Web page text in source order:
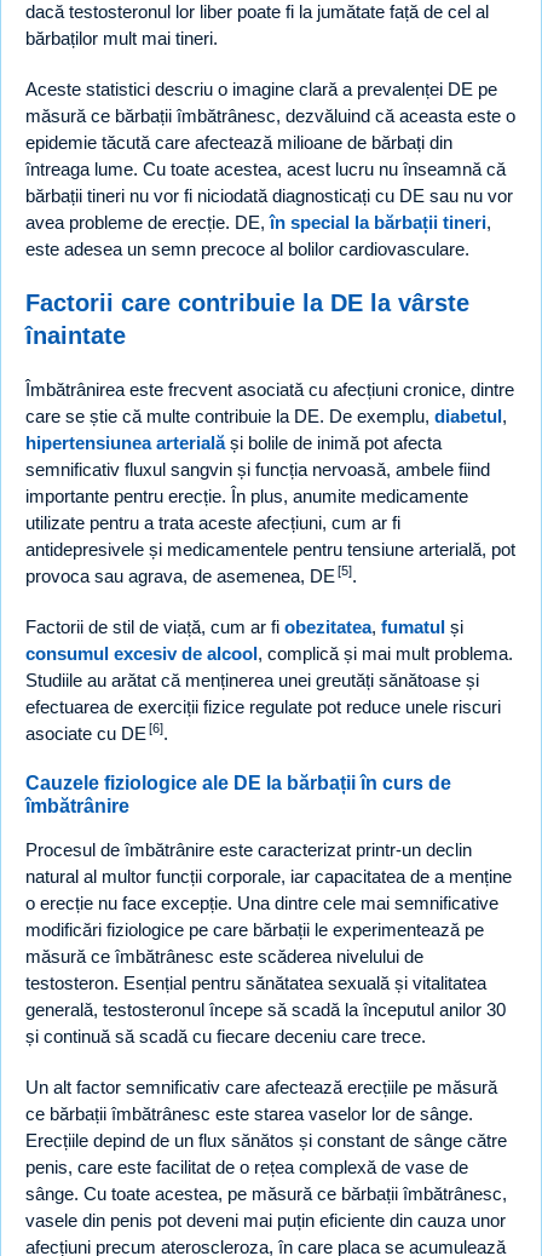
dacă testosteronul lor liber poate fi la jumătate față de cel al
bărbaților mult mai tineri.
Aceste statistici descriu o imagine clară a prevalenței DE pe
măsură ce bărbații îmbătrânesc, dezvăluind că aceasta este o
epidemie tăcută care afectează milioane de bărbați din
întreaga lume. Cu toate acestea, acest lucru nu înseamnă că
bărbații tineri nu vor fi niciodată diagnosticați cu DE sau nu vor
avea probleme de erecție. DE,în special la bărbații tineri,
este adesea un semn precoce al bolilor cardiovasculare.
Factorii care contribuie la DE la vârste
înaintate
Îmbătrânirea este frecvent asociată cu afecțiuni cronice, dintre
care se știe că multe contribuie la DE. De exemplu, diabetul,
hipertensiunea arterialăși bolile de inimă pot afecta
semnificativ fluxul sangvin și funcția nervoasă, ambele fiind
importante pentru erecție. În plus, anumite medicamente
utilizate pentru a trata aceste afecțiuni, cum ar fi
antidepresivele și medicamentele pentru tensiune arterială, pot
provoca sau agrava, de asemenea, DE [5].
Factorii de stil de viață, cum ar fi obezitatea, fumatul și
consumul excesiv de alcool, complică și mai mult problema.
Studiile au arătat că menținerea unei greutăți sănătoase și
efectuarea de exerciții fizice regulate pot reduce unele riscuri
asociate cu DE [6].
Cauzele fiziologice ale DE la bărbații în curs de
îmbătrânire
Procesul de îmbătrânire este caracterizat printr-un declin
natural al multor funcții corporale, iar capacitatea de a menține
o erecție nu face excepție. Una dintre cele mai semnificative
modificări fiziologice pe care bărbații le experimentează pe
măsură ce îmbătrânesc este scăderea nivelului de
testosteron. Esențial pentru sănătatea sexuală și vitalitatea
generală, testosteronul începe să scadă la începutul anilor 30
și continuă să scadă cu fiecare deceniu care trece.
Un alt factor semnificativ care afectează erecțiile pe măsură
ce bărbații îmbătrânesc este starea vaselor lor de sânge.
Erecțiile depind de un flux sănătos și constant de sânge către
penis, care este facilitat de o rețea complexă de vase de
sânge. Cu toate acestea, pe măsură ce bărbații îmbătrânesc,
vasele din penis pot deveni mai puțin eficiente din cauza unor
afecțiuni precum ateroscleroza, în care placa se acumulează